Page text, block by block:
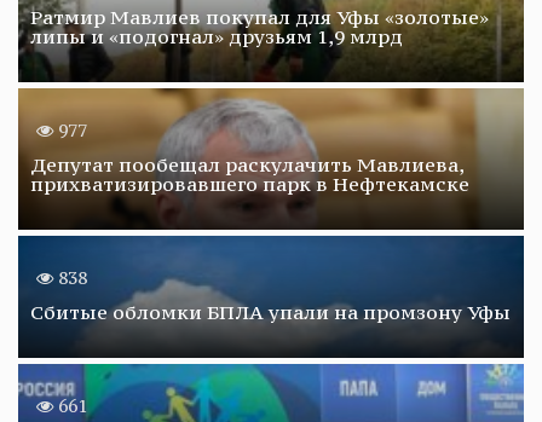
Ратмир Мавлиев покупал для Уфы «золотые»
липы и «подогнал» друзьям 1,9 млрд
977
Депутат пообещал раскулачить Мавлиева,
прихватизировавшего парк в Нефтекамске
838
Сбитые обломки БПЛА упали на промзону Уфы
661